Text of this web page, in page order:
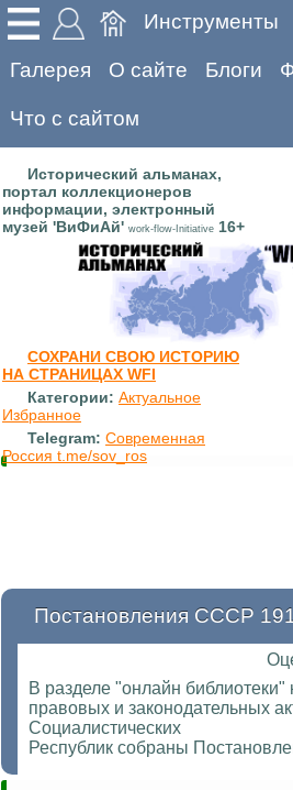
Инструменты
Галерея О сайте Блоги
Что с сайтом
Исторический альманах,
портал коллекционеров
информации, электронный
музей 'ВиФиАй' work-flow-Initiative 16+
СОХРАНИ СВОЮ ИСТОРИЮ
НА СТРАНИЦАХ WFI
Категории: Актуальное
Избранное
Telegram: Современная
Россия t.me/sov_ros
Постановления СССР
В разделе "онлайн библиотеки"
правовых и законодательных
Социалистических
Республик собраны